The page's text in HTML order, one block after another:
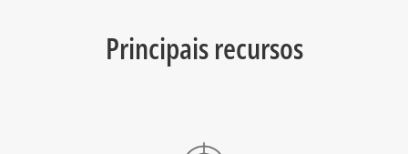
Principais recursos